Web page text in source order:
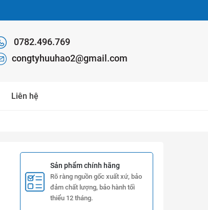
0782.496.769
congtyhuuhao2@gmail.com
Liên hệ
Sản phẩm chính hãng
Rõ ràng nguồn gốc xuất xứ, bảo
đảm chất lượng, bảo hành tối
thiểu 12 tháng.